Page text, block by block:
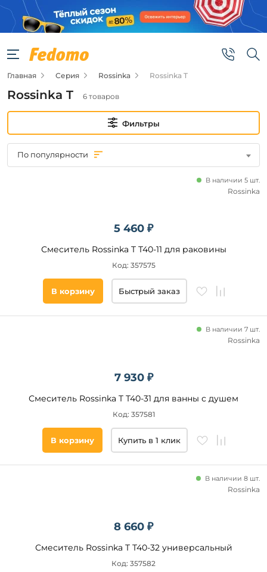
Фильтры
Цена
от
Наличие
Главная Серия Rossinka Rossinka T
Rossinka T 6 товаров
Фильтры
По популярности
5 460 ₽
Смеситель Rossinka T T40-11 для раковины
В наличии 5 шт.
Код: 357575
Rossinka
В корзину Быстрый заказ
7 930 ₽
Смеситель Rossinka T T40-31 для ванны с душем
В наличии 7 шт.
Код: 357581
Rossinka
В корзину Купить в 1 клик
8 660 ₽
Смеситель Rossinka T T40-32 универсальный
В наличии 8 шт.
Код: 357582
Rossinka